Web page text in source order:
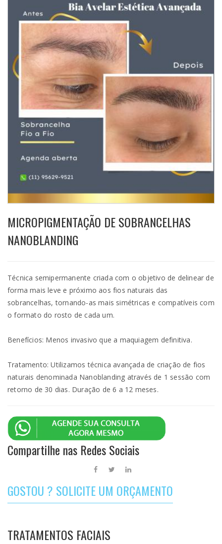
MICROPIGMENTAÇÃO DE SOBRANCELHAS
NANOBLANDING
Técnica semipermanente criada com o objetivo de delinear de
forma mais leve e próximo aos fios naturais das
sobrancelhas, tornando-as mais simétricas e compatíveis com
o formato do rosto de cada um.
Benefícios: Menos invasivo que a maquiagem definitiva.
Tratamento: Utilizamos técnica avançada de criação de fios
naturais denominada Nanoblanding através de 1 sessão com
retorno de 30 dias. Duração de 6 a 12 meses.
Compartilhe nas Redes Sociais
GOSTOU ? SOLICITE UM ORÇAMENTO
TRATAMENTOS FACIAIS